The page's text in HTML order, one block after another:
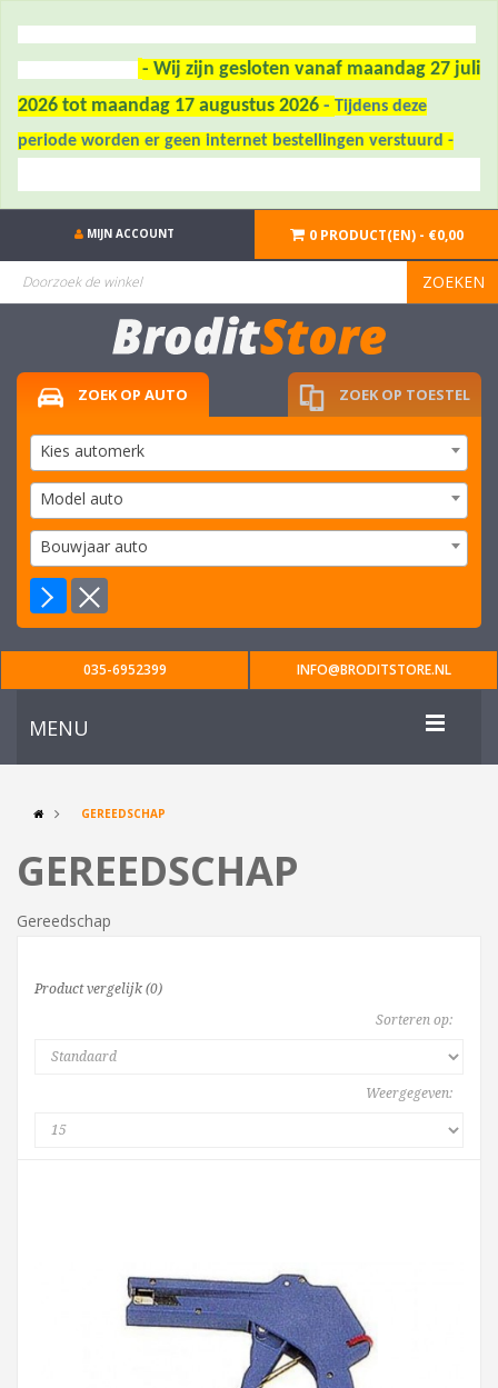
- Wij zijn gesloten vanaf maandag 27 juli
2026 tot maandag 17 augustus 2026 - Tijdens deze
periode worden er geen internet bestellingen verstuurd -
ZOEKEN
MIJN ACCOUNT 0 PRODUCT(EN) - €0,00
ZOEK OP AUTO
Kies automerk
Model auto
Bouwjaar auto
ZOEK OP TOESTEL
035-6952399 INFO@BRODITSTORE.NL
MENU
GEREEDSCHAP
GEREEDSCHAP
Gereedschap
Product vergelijk (0)
Sorteren op:
Weergegeven: